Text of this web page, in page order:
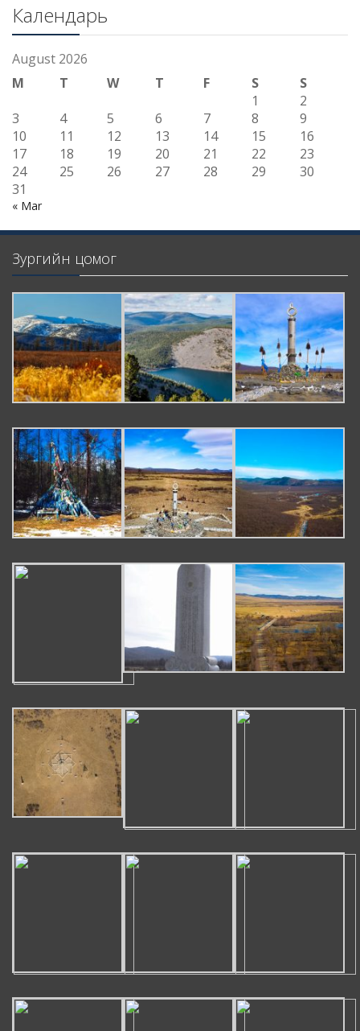
Календарь
August 2026
M
T W T F S
S
1
2
3
4 5 6 7 8
9
10
11 12 13 14 15
16
17
18 19 20 21 22
23
24
25 26 27 28 29
30
31
« Mar
Зургийн цомог